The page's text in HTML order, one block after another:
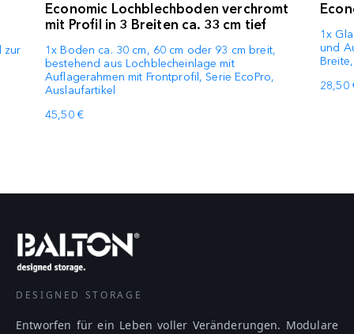
zur
Economic Lochblechboden verchromt
mit Profil in 3 Breiten ca. 33 cm tief
1x Boden ca. 30 cm, 60 cm oder 93 cm breit,
bestehend aus Lochblecheinlage mit
Auflagerahmen mit Frontprofil, Serie EcoPro,
Auslaufartikel
45,50 €
1x
und
28,50
DESIGNED STORAGE
Entworfen für ein Leben voller Veränderungen. Modulare